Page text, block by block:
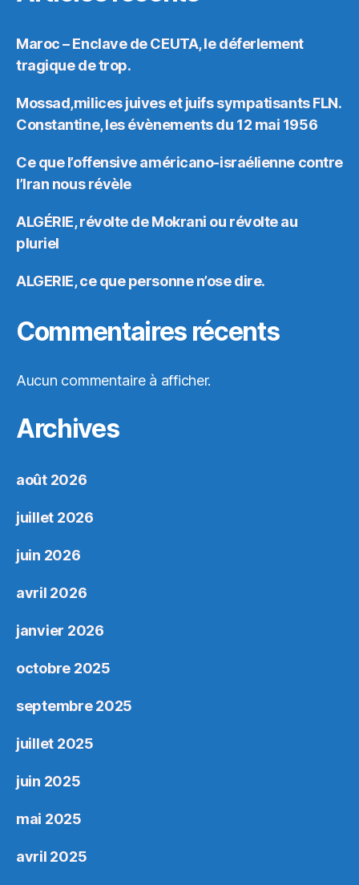
Maroc – Enclave de CEUTA, le déferlement
tragique de trop.
Mossad,milices juives et juifs sympatisants FLN.
Constantine, les évènements du 12 mai 1956
Ce que l’offensive américano-israélienne contre
l’Iran nous révèle
ALGÉRIE, révolte de Mokrani ou révolte au
pluriel
ALGERIE, ce que personne n’ose dire.
Commentaires récents
Aucun commentaire à afficher.
Archives
août 2026
juillet 2026
juin 2026
avril 2026
janvier 2026
octobre 2025
septembre 2025
juillet 2025
juin 2025
mai 2025
avril 2025